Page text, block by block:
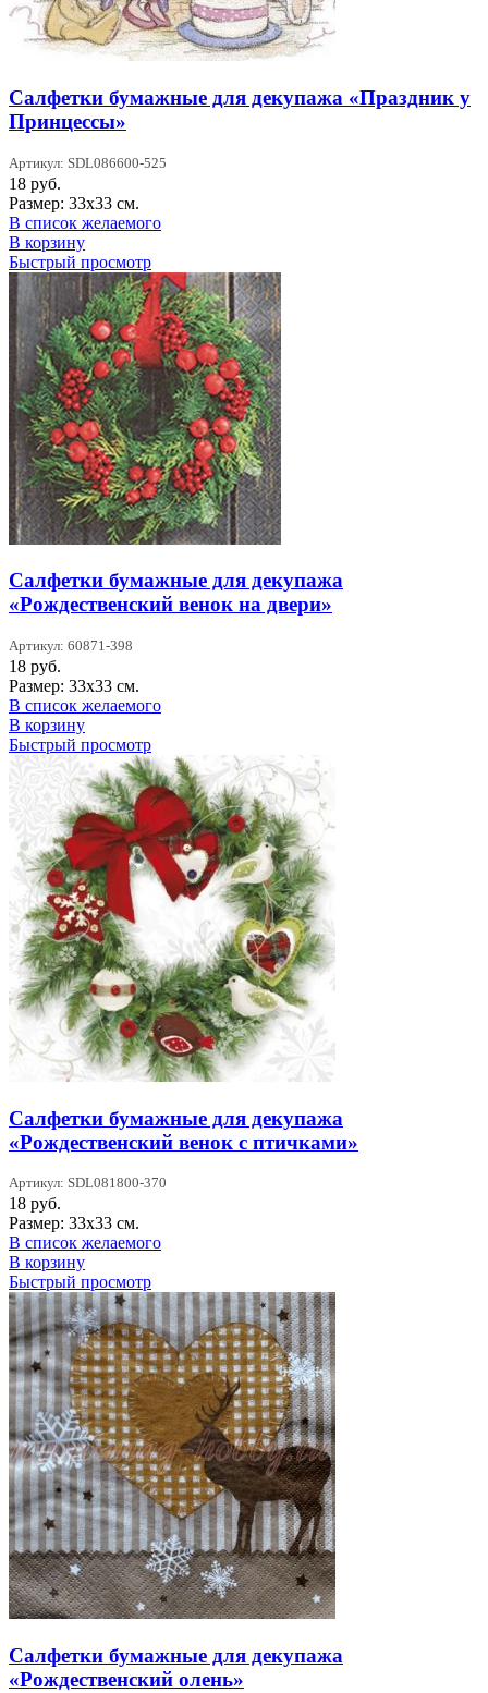
Салфетки бумажные для декупажа «Праздник у
Принцессы»
Артикул: SDL086600-525
18 руб.
Размер: 33х33 см.
В список желаемого
В корзину
Быстрый просмотр
Салфетки бумажные для декупажа
«Рождественский венок на двери»
Артикул: 60871-398
18 руб.
Размер: 33х33 см.
В список желаемого
В корзину
Быстрый просмотр
Салфетки бумажные для декупажа
«Рождественский венок с птичками»
Артикул: SDL081800-370
18 руб.
Размер: 33х33 см.
В список желаемого
В корзину
Быстрый просмотр
Салфетки бумажные для декупажа
«Рождественский олень»